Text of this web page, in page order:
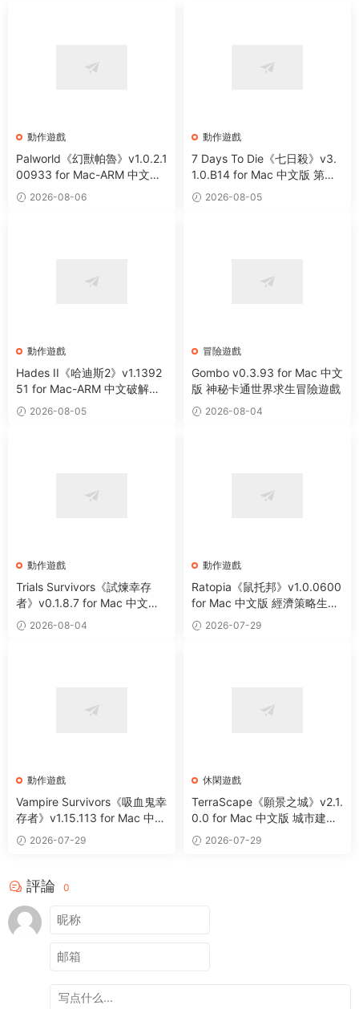
動作遊戲
Palworld《幻獸帕魯》v1.0.2.1
00933 for Mac-ARM 中文破
解版 開放世界生存制作遊戲
2026-08-06
動作遊戲
7 Days To Die《七日殺》v3.
1.0.B14 for Mac 中文版 第一
人稱末日射擊角色扮演遊戲
2026-08-05
動作遊戲
Hades II《哈迪斯2》v1.1392
51 for Mac-ARM 中文破解版
全新地下城類動作冒險遊戲
2026-08-05
冒險遊戲
Gombo v0.3.93 for Mac 中文
版 神秘卡通世界求生冒險遊戲
2026-08-04
動作遊戲
Trials Survivors《試煉幸存
者》v0.1.8.7 for Mac 中文版
肉鴿動作生存類遊戲
2026-08-04
動作遊戲
Ratopia《鼠托邦》v1.0.0600
for Mac 中文版 經濟策略生存
沙盒城市建設模拟遊戲
2026-07-29
動作遊戲
Vampire Survivors《吸血鬼幸
存者》v1.15.113 for Mac 中文
版 像素風動作冒險遊戲
2026-07-29
休閑遊戲
TerraScape《願景之城》v2.1.
0.0 for Mac 中文版 城市建設
與生态管理遊戲
2026-07-29
評論 0